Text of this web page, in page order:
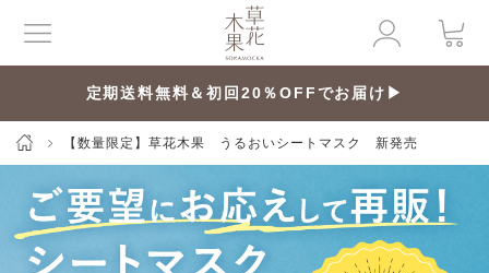
定期送料無料＆初回20％OFFでお届け▶
【数量限定】草花木果 うるおいシートマスク 新発売